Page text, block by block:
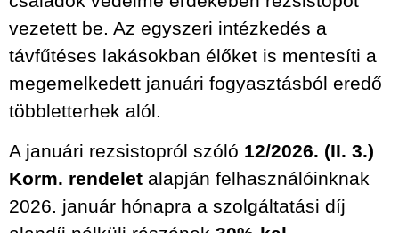
vezetett be. Az egyszeri intézkedés a
távfűtéses lakásokban élőket is mentesíti a
megemelkedett januári fogyasztásból eredő
többletterhek alól.
A januári rezsistopról szóló 12/2026. (II. 3.)
Korm. rendelet alapján felhasználóinknak
2026. január hónapra a szolgáltatási díj